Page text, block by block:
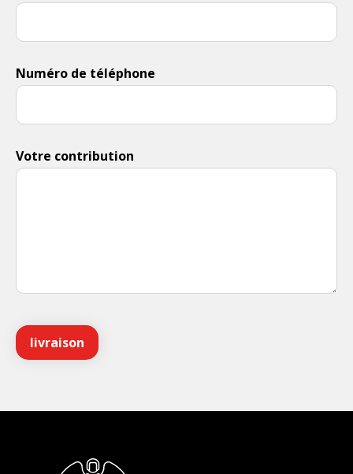
Numéro de téléphone
Votre contribution